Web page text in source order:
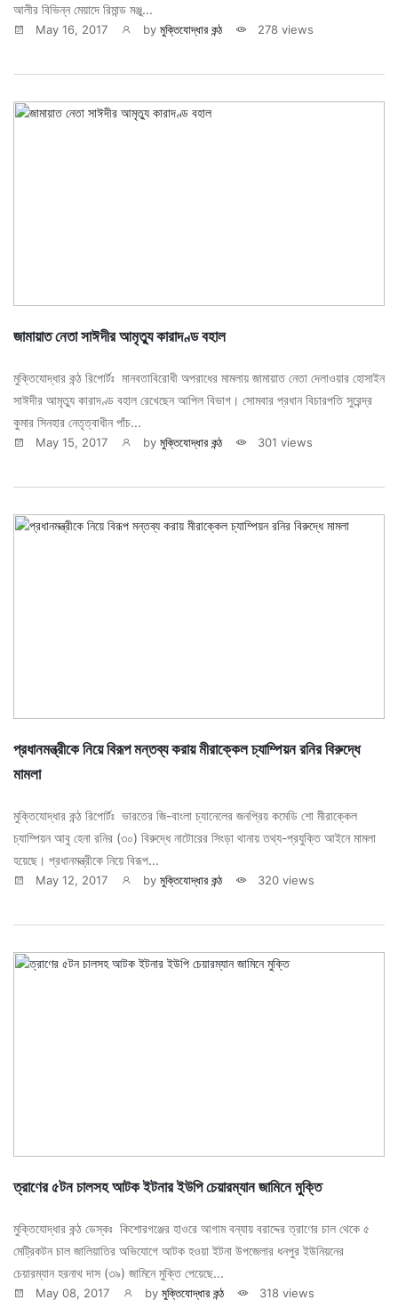
আলীর বিভিন্ন মেয়াদে রিমান্ড মঞ্জু...
May 16, 2017 by মুক্তিযোদ্ধার কন্ঠ 278 views
জামায়াত নেতা সাঈদীর আমৃত্যু কারাদণ্ড বহাল
মুক্তিযোদ্ধার কন্ঠ রিপোর্টঃ মানবতাবিরোধী অপরাধের মামলায় জামায়াত নেতা দেলাওয়ার হোসাইন
সাঈদীর আমৃত্যু কারাদণ্ড বহাল রেখেছেন আপিল বিভাগ। সোমবার প্রধান বিচারপতি সুরেন্দ্র
কুমার সিনহার নেতৃত্বাধীন পাঁচ...
May 15, 2017 by মুক্তিযোদ্ধার কন্ঠ 301 views
প্রধানমন্ত্রীকে নিয়ে বিরূপ মন্তব্য করায় মীরাক্কেল চ্যাম্পিয়ন রনির বিরুদ্ধে
মামলা
মুক্তিযোদ্ধার কন্ঠ রিপোর্টঃ ভারতের জি-বাংলা চ্যানেলের জনপ্রিয় কমেডি শো মীরাক্কেল
চ্যাম্পিয়ন আবু হেনা রনির (৩০) বিরুদ্ধে নাটোরের সিংড়া থানায় তথ্য-প্রযুক্তি আইনে মামলা
হয়েছে। প্রধানমন্ত্রীকে নিয়ে বিরূপ...
May 12, 2017 by মুক্তিযোদ্ধার কন্ঠ 320 views
ত্রাণের ৫টন চালসহ আটক ইটনার ইউপি চেয়ারম্যান জামিনে মুক্তি
মুক্তিযোদ্ধার কন্ঠ ডেস্কঃ কিশোরগঞ্জের হাওরে আগাম বন্যায় বরাদ্দের ত্রাণের চাল থেকে ৫
মেট্রিকটন চাল জালিয়াতির অভিযোগে আটক হওয়া ইটনা উপজেলার ধনপুর ইউনিয়নের
চেয়ারম্যান হরনাথ দাস (৩৯) জামিনে মুক্তি পেয়েছে...
May 08, 2017 by মুক্তিযোদ্ধার কন্ঠ 318 views